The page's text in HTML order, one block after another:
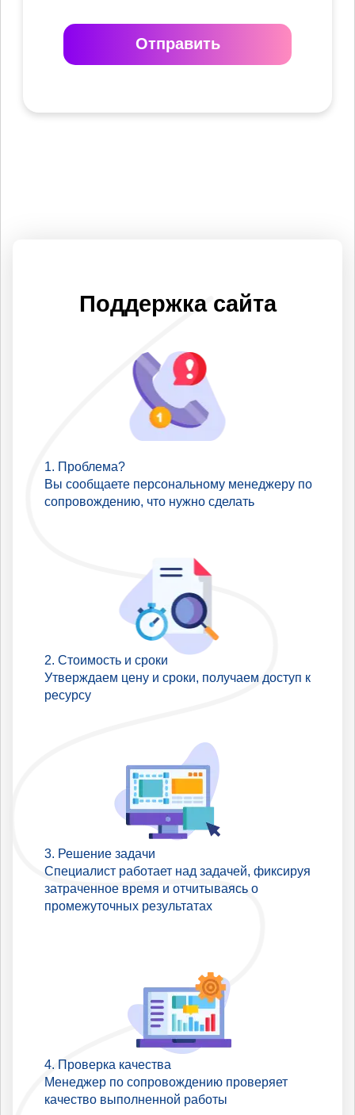
Отправить
Поддержка сайта
Проблема?
Вы сообщаете персональному менеджеру по
сопровождению, что нужно сделать
Стоимость и сроки
Утверждаем цену и сроки, получаем доступ к
ресурсу
Решение задачи
Специалист работает над задачей, фиксируя
затраченное время и отчитываясь о
промежуточных результатах
Проверка качества
Менеджер по сопровождению проверяет
качество выполненной работы